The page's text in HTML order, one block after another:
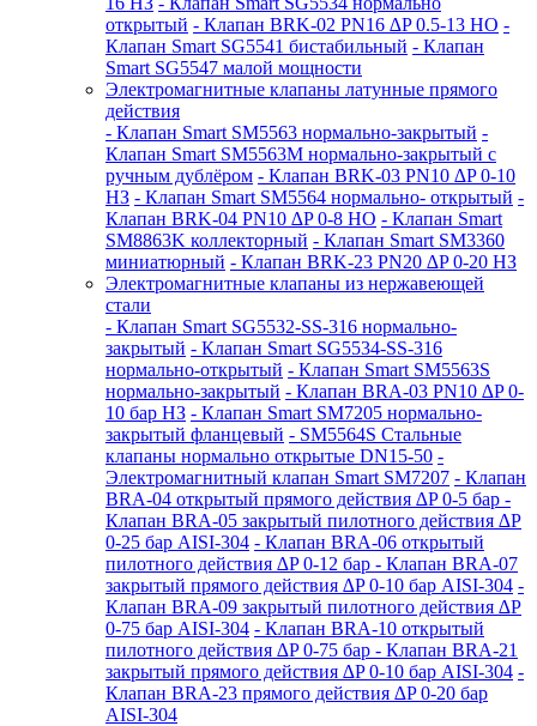
открытый - Клапан BRK-02 PN16 ∆P 0.5-13 НО -
Клапан Smart SG5541 бистабильный - Клапан
Smart SG5547 малой мощности
Электромагнитные клапаны латунные прямого
действия
- Клапан Smart SM5563 нормально-закрытый -
Клапан Smart SM5563M нормально-закрытый с
ручным дублёром - Клапан BRK-03 PN10 ∆P 0-10
НЗ - Клапан Smart SM5564 нормально- открытый -
Клапан BRK-04 PN10 ∆P 0-8 НО - Клапан Smart
SM8863K коллекторный - Клапан Smart SM3360
миниатюрный - Клапан BRK-23 PN20 ∆P 0-20 НЗ
Электромагнитные клапаны из нержавеющей
стали
- Клапан Smart SG5532-SS-316 нормально-
закрытый - Клапан Smart SG5534-SS-316
нормально-открытый - Клапан Smart SM5563S
нормально-закрытый - Клапан BRA-03 PN10 ∆P 0-
10 бар НЗ - Клапан Smart SM7205 нормально-
закрытый фланцевый - SM5564S Стальные
клапаны нормально открытые DN15-50 -
Электромагнитный клапан Smart SM7207 - Клапан
BRA-04 открытый прямого действия ∆P 0-5 бар -
Клапан BRA-05 закрытый пилотного действия ∆P
0-25 бар AISI-304 - Клапан BRA-06 открытый
пилотного действия ∆P 0-12 бар - Клапан BRA-07
закрытый прямого действия ∆P 0-10 бар AISI-304 -
Клапан BRA-09 закрытый пилотного действия ∆P
0-75 бар AISI-304 - Клапан BRA-10 открытый
пилотного действия ∆P 0-75 бар - Клапан BRA-21
закрытый прямого действия ∆P 0-10 бар AISI-304 -
Клапан BRA-23 прямого действия ∆P 0-20 бар
AISI-304